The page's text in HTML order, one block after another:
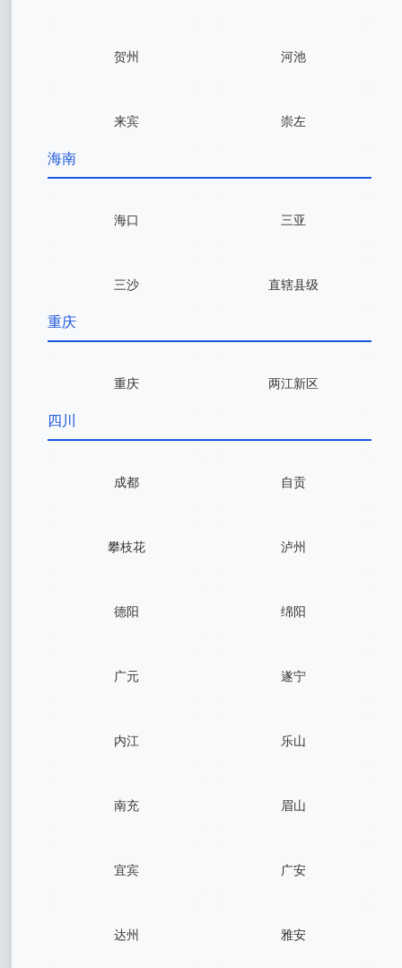
贺州 河池
来宾 崇左
海南
海口 三亚
三沙 直辖县级
重庆
重庆 两江新区
四川
成都 自贡
攀枝花 泸州
德阳 绵阳
广元 遂宁
内江 乐山
南充 眉山
宜宾 广安
达州 雅安